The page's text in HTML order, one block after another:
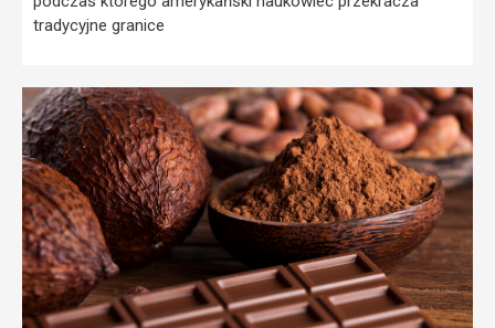
tradycyjne granice